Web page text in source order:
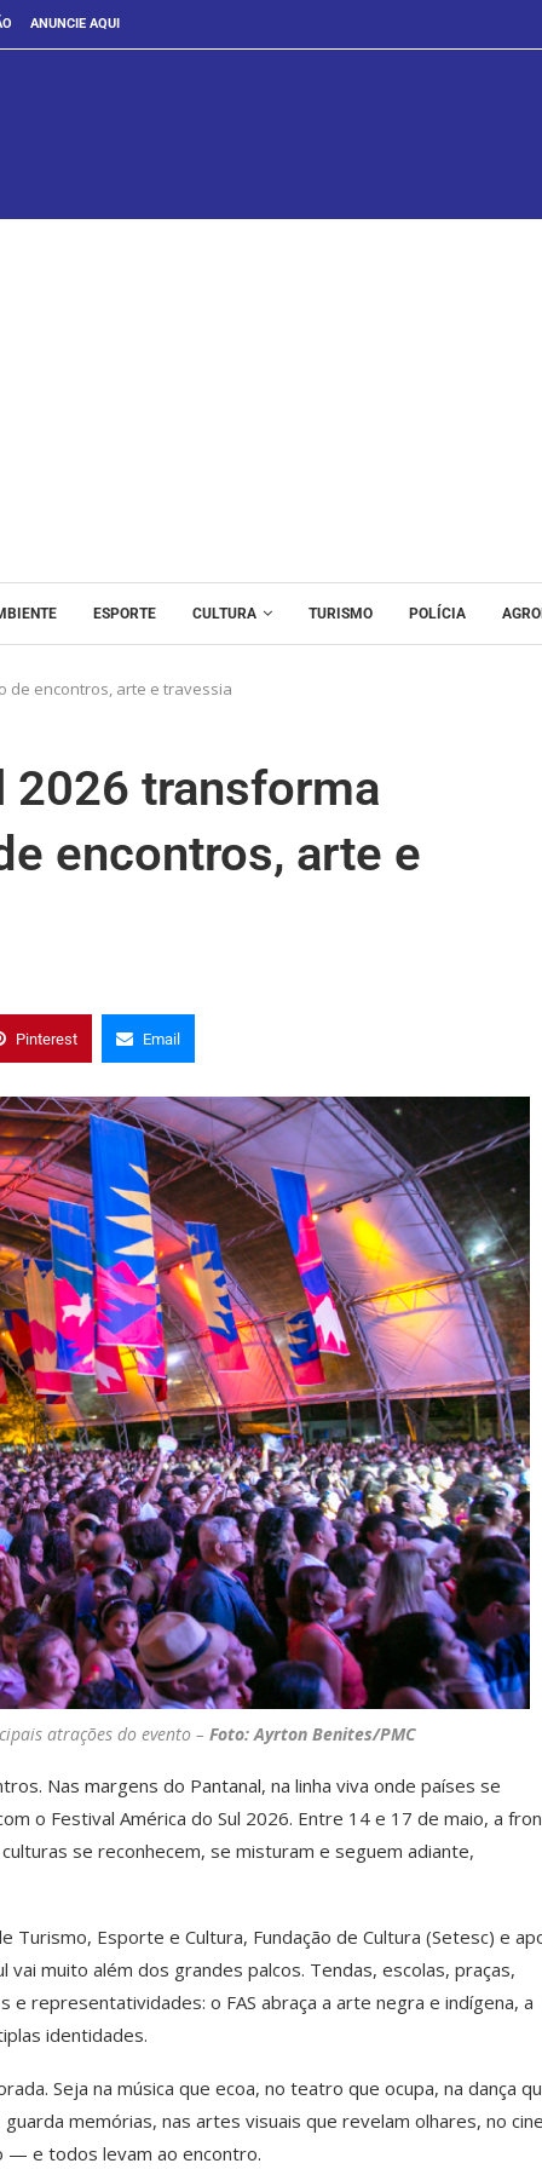
ANUNCIE AQUI
ESPORTE CULTURA TURISMO POLÍCIA
de encontros, arte e travessia
2026 transforma
encontros, arte e
Pinterest Email
atrações do evento –Foto: Ayrton Benites/PMC
Nas margens do Pantanal, na linha viva onde países se
o Festival América do Sul 2026. Entre 14 e 17 de maio, a
se reconhecem, se misturam e seguem adiante,
Esporte e Cultura, Fundação de Cultura (Setesc) e
vai muito além dos grandes palcos. Tendas, escolas, praças,
e representatividades: o FAS abraça a arte negra e indígena, a
identidades.
Seja na música que ecoa, no teatro que ocupa, na dança
memórias, nas artes visuais que revelam olhares, no
— e todos levam ao encontro.